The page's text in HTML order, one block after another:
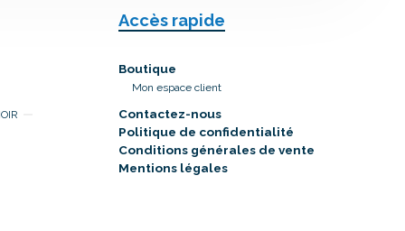
Accès rapide
Boutique
Mon espace client
Contactez-nous
Politique de confidentialité
Conditions générales de vente
Mentions légales